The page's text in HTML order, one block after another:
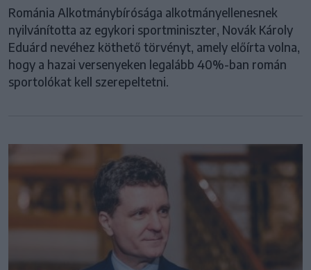
Románia Alkotmánybírósága alkotmányellenesnek
nyilvánította az egykori sportminiszter, Novák Károly
Eduárd nevéhez köthető törvényt, amely előírta volna,
hogy a hazai versenyeken legalább 40%-ban román
sportolókat kell szerepeltetni.